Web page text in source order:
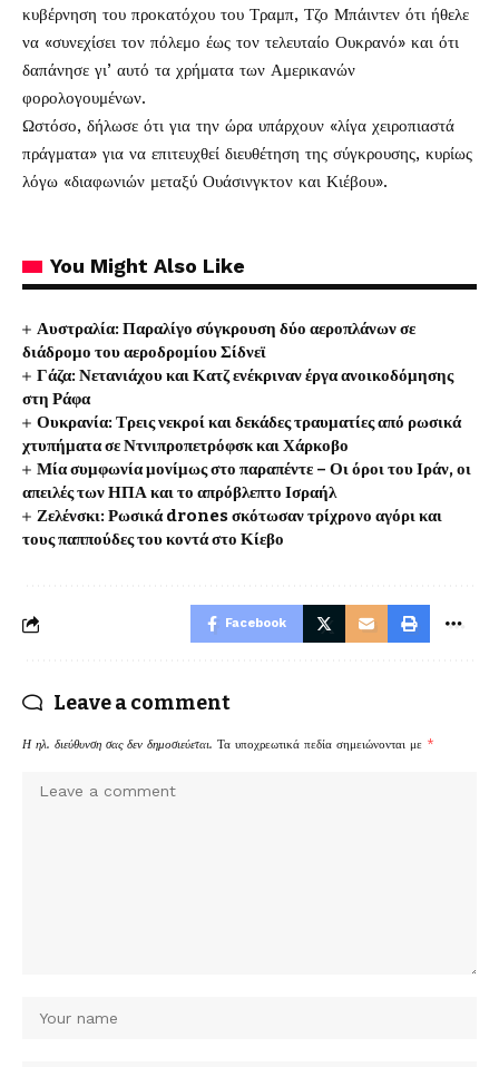
κυβέρνηση του προκατόχου του Τραμπ, Τζο Μπάιντεν ότι ήθελε
να «συνεχίσει τον πόλεμο έως τον τελευταίο Ουκρανό» και ότι
δαπάνησε γι’ αυτό τα χρήματα των Αμερικανών
φορολογουμένων.
Ωστόσο, δήλωσε ότι για την ώρα υπάρχουν «λίγα χειροπιαστά
πράγματα» για να επιτευχθεί διευθέτηση της σύγκρουσης, κυρίως
λόγω «διαφωνιών μεταξύ Ουάσινγκτον και Κιέβου».
You Might Also Like
Αυστραλία: Παραλίγο σύγκρουση δύο αεροπλάνων σε
διάδρομο του αεροδρομίου Σίδνεϊ
Γάζα: Νετανιάχου και Κατζ ενέκριναν έργα ανοικοδόμησης
στη Ράφα
Ουκρανία: Τρεις νεκροί και δεκάδες τραυματίες από ρωσικά
χτυπήματα σε Ντνιπροπετρόφσκ και Χάρκοβο
Μία συμφωνία μονίμως στο παραπέντε – Οι όροι του Ιράν, οι
απειλές των ΗΠΑ και το απρόβλεπτο Ισραήλ
Ζελένσκι: Ρωσικά drones σκότωσαν τρίχρονο αγόρι και
τους παππούδες του κοντά στο Κίεβο
Facebook
Leave a comment
Η ηλ. διεύθυνση σας δεν δημοσιεύεται. Τα υποχρεωτικά πεδία σημειώνονται με *